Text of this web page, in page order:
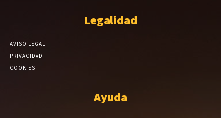
Legalidad
AVISO LEGAL
PRIVACIDAD
COOKIES
Ayuda